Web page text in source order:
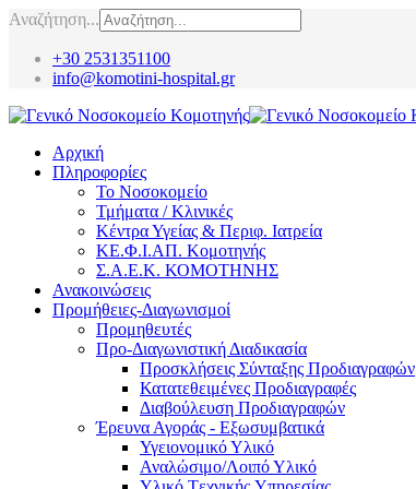
Αναζήτηση...
+30 2531351100
info@komotini-hospital.gr
Αρχική
Πληροφορίες
Το Νοσοκομείο
Τμήματα / Κλινικές
Κέντρα Υγείας & Περιφ. Ιατρεία
ΚΕ.Φ.Ι.ΑΠ. Κομοτηνής
Σ.Α.Ε.Κ. ΚΟΜΟΤΗΝΗΣ
Ανακοινώσεις
Προμήθειες-Διαγωνισμοί
Προμηθευτές
Προ-Διαγωνιστική Διαδικασία
Προσκλήσεις Σύνταξης Προδιαγραφών
Κατατεθειμένες Προδιαγραφές
Διαβούλευση Προδιαγραφών
Έρευνα Αγοράς - Εξωσυμβατικά
Υγειονομικό Υλικό
Αναλώσιμο/Λοιπό Υλικό